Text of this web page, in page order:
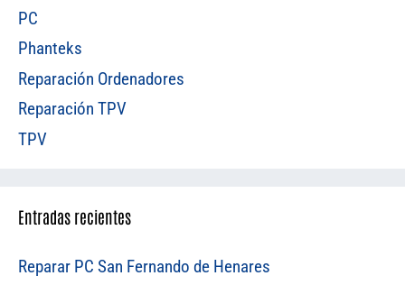
PC
Phanteks
Reparación Ordenadores
Reparación TPV
TPV
Entradas recientes
Reparar PC San Fernando de Henares